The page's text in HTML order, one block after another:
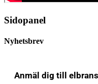
Sidopanel
Nyhetsbrev
Anmäl dig till